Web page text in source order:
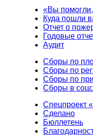
«Вы
Куда пошли
Отчет о
Годовые
Аудит
Сборы по
Сборы по
Сборы по
Сборы в
Спецпроект
Сделано
Бюллетень